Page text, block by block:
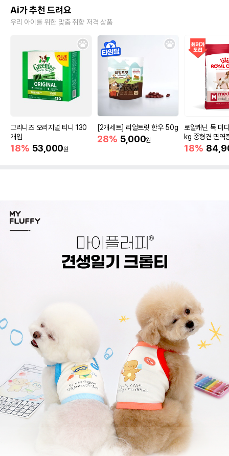
Ai가 추천 드려요
우리 아이를 위한 맞춤 취향 저격 상품
그리니즈 오리지널 티니 130
개입
18% 53,000원
[2개세트] 리얼트릿 한우 50g
28% 5,000원
로얄캐닌 독 미
kg 중형견 면역
18%